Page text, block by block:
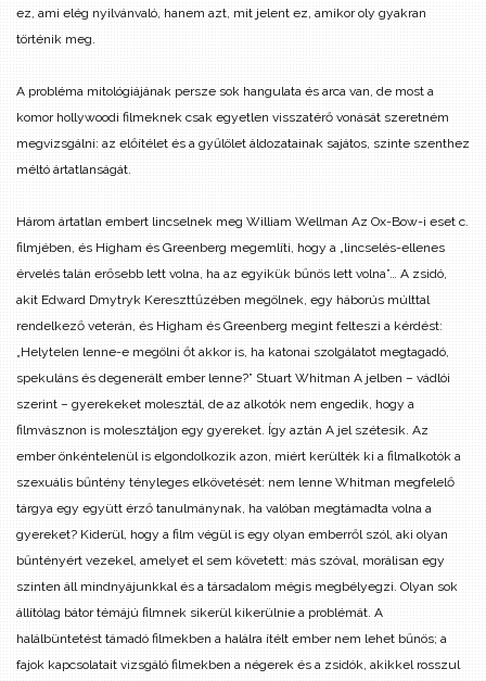
ez, ami elég nyilvánvaló, hanem azt, mit jelent ez, amikor oly gyakran
történik meg.
A probléma mitológiájának persze sok hangulata és arca van, de most a
komor hollywoodi filmeknek csak egyetlen visszatérő vonását szeretném
megvizsgálni: az előítélet és a gyűlölet áldozatainak sajátos, szinte szenthez
méltó ártatlanságát.
Három ártatlan embert lincselnek meg William Wellman Az Ox-Bow-i eset c.
filmjében, és Higham és Greenberg megemlíti, hogy a „lincselés-ellenes
érvelés talán erősebb lett volna, ha az egyikük bűnös lett volna”… A zsidó,
akit Edward Dmytryk Kereszttűzében megölnek, egy háborús múlttal
rendelkező veterán, és Higham és Greenberg megint felteszi a kérdést:
„Helytelen lenne-e megölni őt akkor is, ha katonai szolgálatot megtagadó,
spekuláns és degenerált ember lenne?” Stuart Whitman A jelben – vádlói
szerint – gyerekeket molesztál, de az alkotók nem engedik, hogy a
filmvásznon is molesztáljon egy gyereket. Így aztán A jel szétesik. Az
ember önkéntelenül is elgondolkozik azon, miért kerülték ki a filmalkotók a
szexuális bűntény tényleges elkövetését: nem lenne Whitman megfelelő
tárgya egy együtt érző tanulmánynak, ha valóban megtámadta volna a
gyereket? Kiderül, hogy a film végül is egy olyan emberről szól, aki olyan
bűntényért vezekel, amelyet el sem követett: más szóval, morálisan egy
szinten áll mindnyájunkkal és a társadalom mégis megbélyegzi. Olyan sok
állítólag bátor témájú filmnek sikerül kikerülnie a problémát. A
halálbüntetést támadó filmekben a halálra ítélt ember nem lehet bűnös; a
fajok kapcsolatait vizsgáló filmekben a négerek és a zsidók, akikkel rosszul